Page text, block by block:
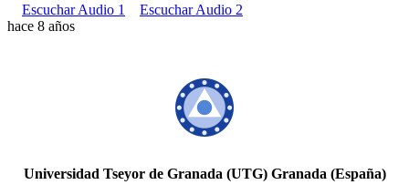
Escuchar Audio 1
Escuchar Audio 2
hace 8 años
Universidad Tseyor de Granada (UTG) Granada (España)